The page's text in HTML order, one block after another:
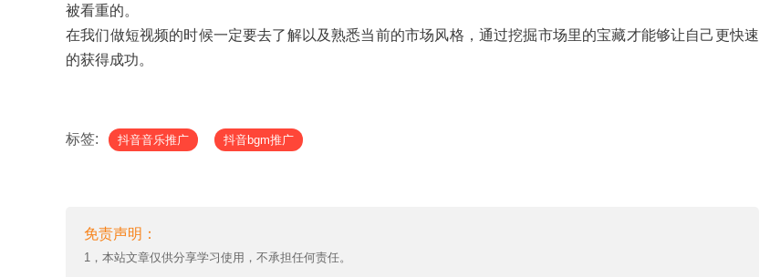
被看重的。
在我们做短视频的时候一定要去了解以及熟悉当前的市场风格，通过挖掘市场里的宝藏才能够让自己更快速
的获得成功。
标签: 抖音音乐推广 抖音bgm推广
免责声明：
1，本站文章仅供分享学习使用，不承担任何责任。